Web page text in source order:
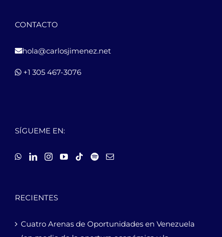
CONTACTO
hola@carlosjimenez.net
+1 305 467-3076
SÍGUEME EN:
RECIENTES
Cuatro Arenas de Oportunidades en Venezuela